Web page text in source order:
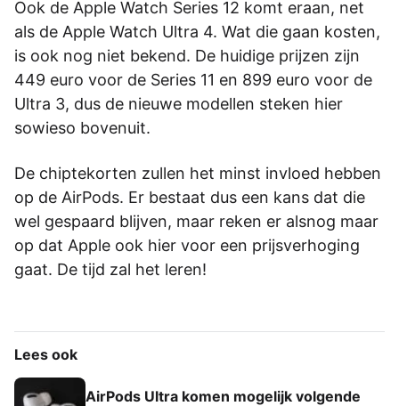
Ook de Apple Watch Series 12 komt eraan, net
als de Apple Watch Ultra 4. Wat die gaan kosten,
is ook nog niet bekend. De huidige prijzen zijn
449 euro voor de Series 11 en 899 euro voor de
Ultra 3, dus de nieuwe modellen steken hier
sowieso bovenuit.
De chiptekorten zullen het minst invloed hebben
op de AirPods. Er bestaat dus een kans dat die
wel gespaard blijven, maar reken er alsnog maar
op dat Apple ook hier voor een prijsverhoging
gaat. De tijd zal het leren!
Lees ook
AirPods Ultra komen mogelijk volgende